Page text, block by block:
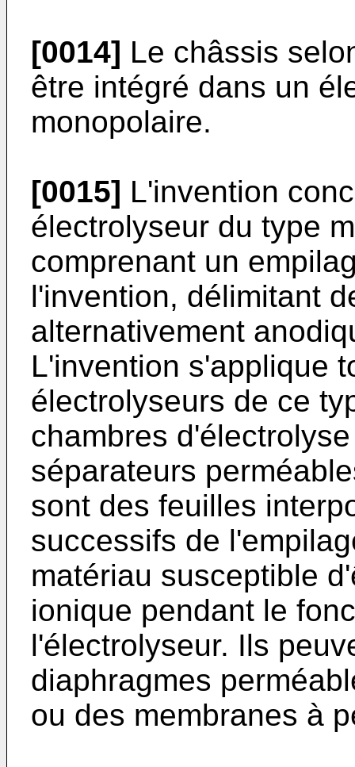
[0014] Le châssis
être intégré dans un
monopolaire.
[0015] L'invention
électrolyseur du type
comprenant un
l'invention, délimitant
alternativement
L'invention s'applique
électrolyseurs de ce
chambres
séparateurs
sont des feuilles
successifs de
matériau susceptible
ionique pendant le
l'électrolyseur. Ils
diaphragmes
ou des membranes à